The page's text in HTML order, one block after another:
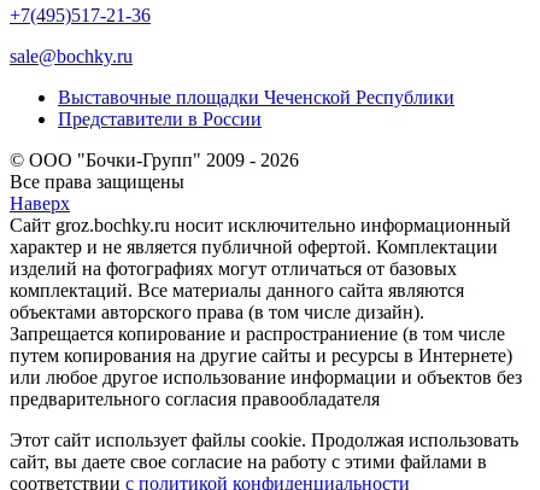
+7(495)517-21-36
sale@bochky.ru
Выставочные площадки Чеченской Республики
Представители в России
© ООО "Бочки-Групп" 2009 - 2026
Все права защищены
Наверх
Сайт groz.bochky.ru носит исключительно информационный
характер и не является публичной офертой. Комплектации
изделий на фотографиях могут отличаться от базовых
комплектаций. Все материалы данного сайта являются
объектами авторского права (в том числе дизайн).
Запрещается копирование и распространиение (в том числе
путем копирования на другие сайты и ресурсы в Интернете)
или любое другое использование информации и объектов без
предварительного согласия правообладателя
Этот сайт использует файлы cookie. Продолжая использовать
сайт, вы даете свое согласие на работу с этими файлами в
соответствии с политикой конфиденциальности